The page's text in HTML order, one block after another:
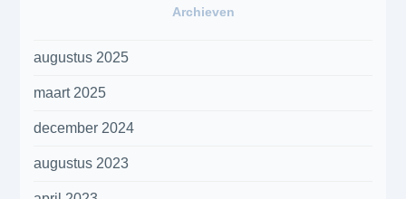
Archieven
augustus 2025
maart 2025
december 2024
augustus 2023